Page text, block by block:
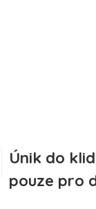
Únik do
pouze pro